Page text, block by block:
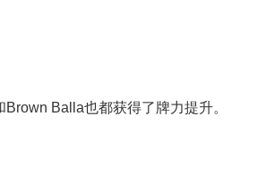
Balla也都获得了牌力提升。